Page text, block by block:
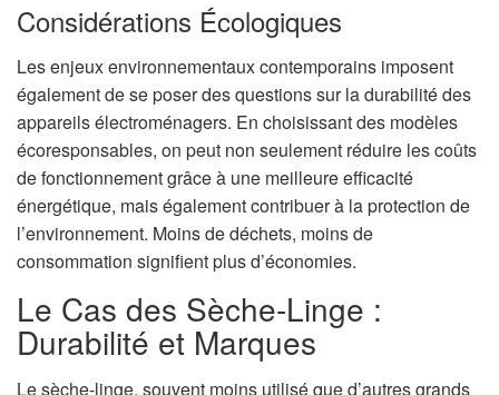
Considérations Écologiques
Les enjeux environnementaux contemporains imposent
également de se poser des questions sur la durabilité des
appareils électroménagers. En choisissant des modèles
écoresponsables, on peut non seulement réduire les coûts
de fonctionnement grâce à une meilleure efficacité
énergétique, mais également contribuer à la protection de
l’environnement. Moins de déchets, moins de
consommation signifient plus d’économies.
Le Cas des Sèche-Linge :
Durabilité et Marques
Le sèche-linge, souvent moins utilisé que d’autres grands